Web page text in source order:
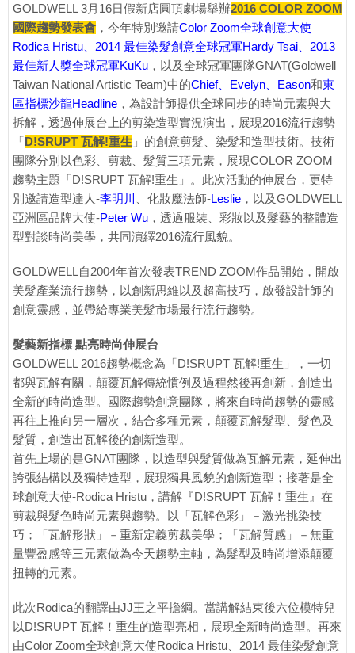
GOLDWELL 3月16日假新店圓頂劇場舉辦2016 COLOR ZOOM
國際趨勢發表會 ，今年特別邀請Color Zoom全球創意大使
Rodica Hristu、2014 最佳染髮創意全球冠軍Hardy Tsai、2013
最佳新人獎全球冠軍KuKu ，以及全球冠軍團隊GNAT(Goldwell
Taiwan National Artistic Team)中的Chief、Evelyn、Eason和東
區指標沙龍Headline ，為設計師提供全球同步的時尚元素與大
拆解，透過伸展台上的剪染造型實況演出，展現2016流行趨勢
「D!SRUPT 瓦解!重生 」的創意剪髮、染髮和造型技術。技術
團隊分別以色彩、剪裁、髮質三項元素，展現COLOR ZOOM
趨勢主題「D!SRUPT 瓦解!重生」。此次活動的伸展台，更特
別邀請造型達人-李明川 、化妝魔法師-Leslie ，以及GOLDWELL
亞洲區品牌大使-Peter Wu ，透過服裝、彩妝以及髮藝的整體造
型對談時尚美學，共同演繹2016流行風貌。
GOLDWELL自2004年首次發表TREND ZOOM作品開始，開啟
美髮產業流行趨勢，以創新思維以及超高技巧，啟發設計師的
創意靈感，並帶給專業美髮市場最行流行趨勢。
髮藝新指標 點亮時尚伸展台
GOLDWELL 2016趨勢概念為「D!SRUPT 瓦解!重生」，一切
都與瓦解有關，顛覆瓦解傳統慣例及過程然後再創新，創造出
全新的時尚造型。國際趨勢創意團隊，將來自時尚趨勢的靈感
再往上推向另一層次，結合多種元素，顛覆瓦解髮型、髮色及
髮質，創造出瓦解後的創新造型。
首先上場的是GNAT團隊，以造型與髮質做為瓦解元素，延伸出
誇張結構以及獨特造型，展現獨具風貌的創新造型；接著是全
球創意大使-Rodica Hristu，講解『D!SRUPT 瓦解！重生』在
剪裁與髮色時尚元素與趨勢。以「瓦解色彩」－激光挑染技
巧；「瓦解形狀」－重新定義剪裁美學；「瓦解質感」－無重
量豐盈感等三元素做為今天趨勢主軸，為髮型及時尚增添顛覆
扭轉的元素。
此次Rodica的翻譯由JJ王之平擔綱。當講解結束後六位模特兒
以D!SRUPT 瓦解！重生的造型亮相，展現全新時尚造型。再來
由Color Zoom全球創意大使Rodica Hristu、2014 最佳染髮創意